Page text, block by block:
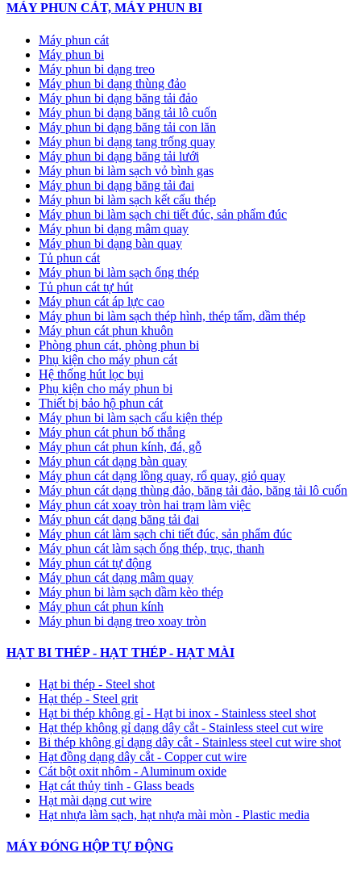
MÁY PHUN CÁT, MÁY PHUN BI
Máy phun cát
Máy phun bi
Máy phun bi dạng treo
Máy phun bi dạng thùng đảo
Máy phun bi dạng băng tải đảo
Máy phun bi dạng băng tải lô cuốn
Máy phun bi dạng băng tải con lăn
Máy phun bi dạng tang trống quay
Máy phun bi dạng băng tải lưới
Máy phun bi làm sạch vỏ bình gas
Máy phun bi dạng băng tải đai
Máy phun bi làm sạch kết cấu thép
Máy phun bi làm sạch chi tiết đúc, sản phẩm đúc
Máy phun bi dạng mâm quay
Máy phun bi dạng bàn quay
Tủ phun cát
Máy phun bi làm sạch ống thép
Tủ phun cát tự hút
Máy phun cát áp lực cao
Máy phun bi làm sạch thép hình, thép tấm, dầm thép
Máy phun cát phun khuôn
Phòng phun cát, phòng phun bi
Phụ kiện cho máy phun cát
Hệ thống hút lọc bụi
Phụ kiện cho máy phun bi
Thiết bị bảo hộ phun cát
Máy phun bi làm sạch cấu kiện thép
Máy phun cát phun bố thắng
Máy phun cát phun kính, đá, gỗ
Máy phun cát dạng bàn quay
Máy phun cát dạng lồng quay, rổ quay, giỏ quay
Máy phun cát dạng thùng đảo, băng tải đảo, băng tải lô cuốn
Máy phun cát xoay tròn hai trạm làm việc
Máy phun cát dạng băng tải đai
​Máy phun cát làm sạch chi tiết đúc, sản phẩm đúc
Máy phun cát làm sạch ống thép, trục, thanh
Máy phun cát tự động
​Máy phun cát dạng mâm quay
Máy phun bi làm sạch dầm kèo thép
Máy phun cát phun kính
Máy phun bi dạng treo xoay tròn
HẠT BI THÉP - HẠT THÉP - HẠT MÀI
Hạt bi thép - Steel shot
Hạt thép - Steel grit
Hạt bi thép không gỉ - Hạt bi inox - Stainless steel shot
Hạt thép không gỉ dạng dây cắt - Stainless steel cut wire
Bi thép không gỉ dạng dây cắt - Stainless steel cut wire shot
Hạt đồng dạng dây cắt - Copper cut wire
Cát bột oxit nhôm - Aluminum oxide
Hạt cát thủy tinh - Glass beads
Hạt mài dạng cut wire
Hạt nhựa làm sạch, hạt nhựa mài mòn - Plastic media
MÁY ĐÓNG HỘP TỰ ĐỘNG